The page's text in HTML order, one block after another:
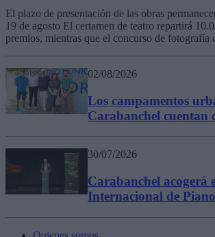
El plazo de presentación de las obras
19 de agosto El certamen de teatro repartirá
premios, mientras que el concurso de fotografía
02/08/2026
Los campamentos
Carabanchel cuentan
30/07/2026
Carabanchel acogerá
Internacional de